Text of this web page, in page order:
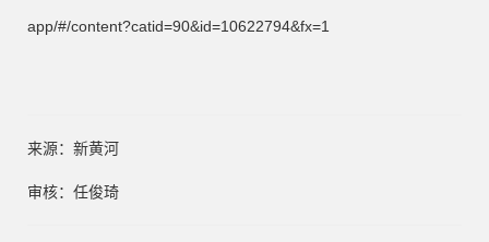
app/#/content?catid=90&id=10622794&fx=1
来源：新黄河
审核：任俊琦